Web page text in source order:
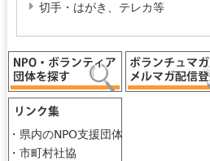
切手・はがき、テレカ等
・県内のNPO支援団体
・市町村社協